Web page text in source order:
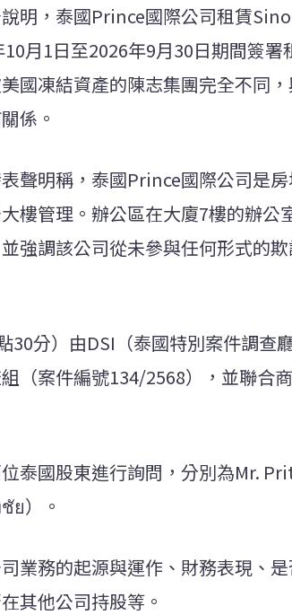
明，泰國Prince國際公司租賃
月1日至2026年9月30日期間簽
國凍結資產的陳志集團完全不同
係。
聲明稱，泰國Prince國際公司是
樓管理。辦公區在大廈7樓的辦公
強調該公司從未參與任何形式的
30分）由DSI（泰國特別案件調查
（案件編號134/2568），並聯合
泰國股東進行詢問，分別為Mr.
ย）。
業務的起源與運作、財務表現、
其他公司持股等。